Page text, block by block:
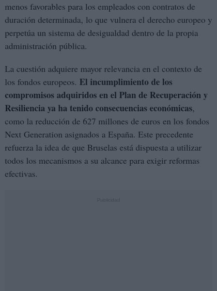
menos favorables para los empleados con contratos de
duración determinada, lo que vulnera el derecho europeo y
perpetúa un sistema de desigualdad dentro de la propia
administración pública.
La cuestión adquiere mayor relevancia en el contexto de
los fondos europeos. El incumplimiento de los
compromisos adquiridos en el Plan de Recuperación y
Resiliencia ya ha tenido consecuencias económicas,
como la reducción de 627 millones de euros en los fondos
Next Generation asignados a España. Este precedente
refuerza la idea de que Bruselas está dispuesta a utilizar
todos los mecanismos a su alcance para exigir reformas
efectivas.